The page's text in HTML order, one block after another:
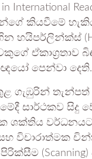
කියවීමේ
හයිපර්ලින්ක්ස්
ඒකාග්‍රතාව
පෙන්වා දෙති.
තැන්පත්
සාර්ථකව සිදු
ශක්තිය වර්ධනයට
විචාරාත්මක